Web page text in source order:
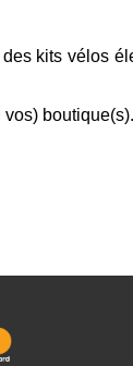
kits vélos
boutique(s).